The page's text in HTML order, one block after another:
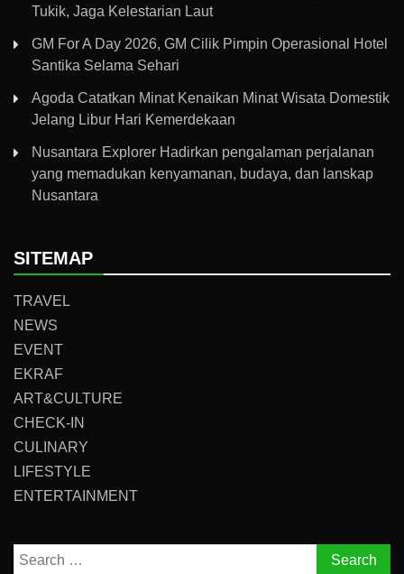
Tukik, Jaga Kelestarian Laut
GM For A Day 2026, GM Cilik Pimpin Operasional Hotel
Santika Selama Sehari
Agoda Catatkan Minat Kenaikan Minat Wisata Domestik
Jelang Libur Hari Kemerdekaan
Nusantara Explorer Hadirkan pengalaman perjalanan
yang memadukan kenyamanan, budaya, dan lanskap
Nusantara
SITEMAP
TRAVEL
NEWS
EVENT
EKRAF
ART&CULTURE
CHECK-IN
CULINARY
LIFESTYLE
ENTERTAINMENT
Search